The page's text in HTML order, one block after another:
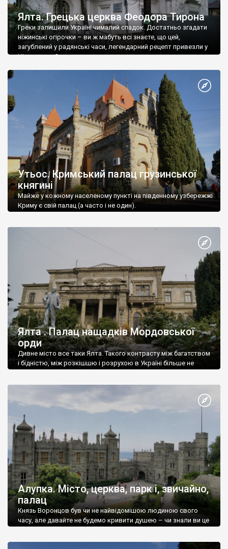
Ялта. Грецька церква Феодора Тирона
Греки залишили Україні чималий спадок. Достатньо згадати
ніжинські огірочки – ви ж мабуть всі знаєте, що цей,
загублений у радянські часи, легендарний рецепт привезли у
Ніжин греки?
Утьос. Кримський палац грузинської
княгині
Майже у кожному населеному пункті на південному узбережжі
Криму є свій палац (а часто і не один).
Ялта . Палац нащадків Мордовської
орди
Дивне місто все таки Ялта. Такого контрасту між багатством
і бідністю, між розкішшю і розрухою в Україні більше не
Алупка. Місто, церква, парк і, звичайно,
палац
Князь Воронцов був чи не найвідомішою людиною свого
часу, але давайте не будемо кривити душею – чи знали ви це